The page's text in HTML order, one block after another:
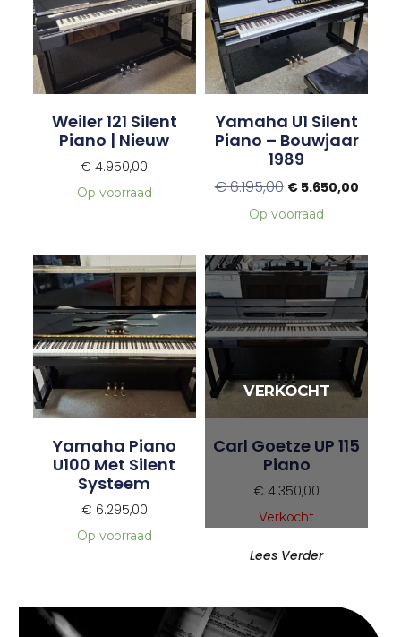
Weiler 121 Silent
Piano | Nieuw
€ 4.950,00
Op voorraad
Yamaha U1 Silent
Piano – Bouwjaar
1989
€6.195,00 €5.650,00
Op voorraad
Yamaha Piano
U100 Met Silent
Systeem
€ 6.295,00
Op voorraad
Carl Goetze UP 115
Piano
€ 4.350,00
Verkocht
Lees Verder